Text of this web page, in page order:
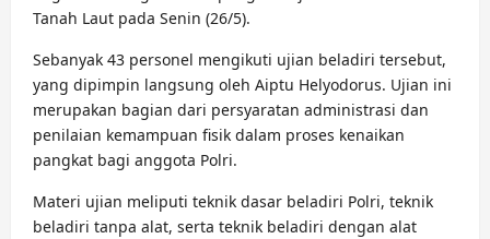
Tanah Laut pada Senin (26/5).
Sebanyak 43 personel mengikuti ujian beladiri tersebut,
yang dipimpin langsung oleh Aiptu Helyodorus. Ujian ini
merupakan bagian dari persyaratan administrasi dan
penilaian kemampuan fisik dalam proses kenaikan
pangkat bagi anggota Polri.
Materi ujian meliputi teknik dasar beladiri Polri, teknik
beladiri tanpa alat, serta teknik beladiri dengan alat